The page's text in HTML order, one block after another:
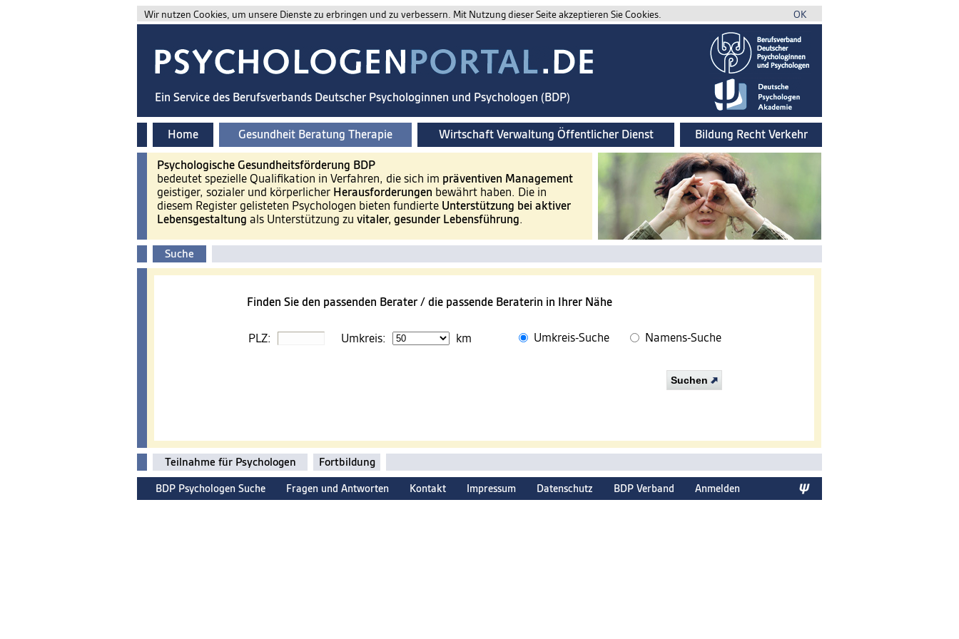
Wir nutzen Cookies, um unsere Dienste zu erbringen und zu verbessern. Mit Nutzung dieser Seite akzeptieren Sie Cookies. OK
Ein Service des Berufsverbands Deutscher Psychologinnen und Psychologen (BDP)
Home Gesundheit Beratung Therapie Wirtschaft Verwaltung Öffentlicher Dienst Bildung Recht Verkehr
Psychologische Gesundheitsförderung BDP
bedeutet spezielle Qualifikation in Verfahren, die sich im präventiven Management
geistiger, sozialer und körperlicher Herausforderungen bewährt haben. Die in
diesem Register gelisteten Psychologen bieten fundierte Unterstützung bei aktiver
Lebensgestaltung als Unterstützung zu vitaler, gesunder Lebensführung.
Suche
Finden Sie den passenden Berater / die passende Beraterin in Ihrer Nähe
PLZ: Umkreis: km Umkreis-Suche Namens-Suche
Suchen
Teilnahme für Psychologen Fortbildung
BDP Psychologen Suche Fragen und Antworten Kontakt Impressum Datenschutz BDP Verband Anmelden